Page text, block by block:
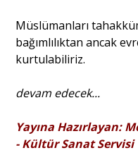
Müslümanları
bağımlılıktan ancak
kurtulabiliriz.
devam edecek...
Yayına Hazırlayan:
- Kültür Sanat Servisi